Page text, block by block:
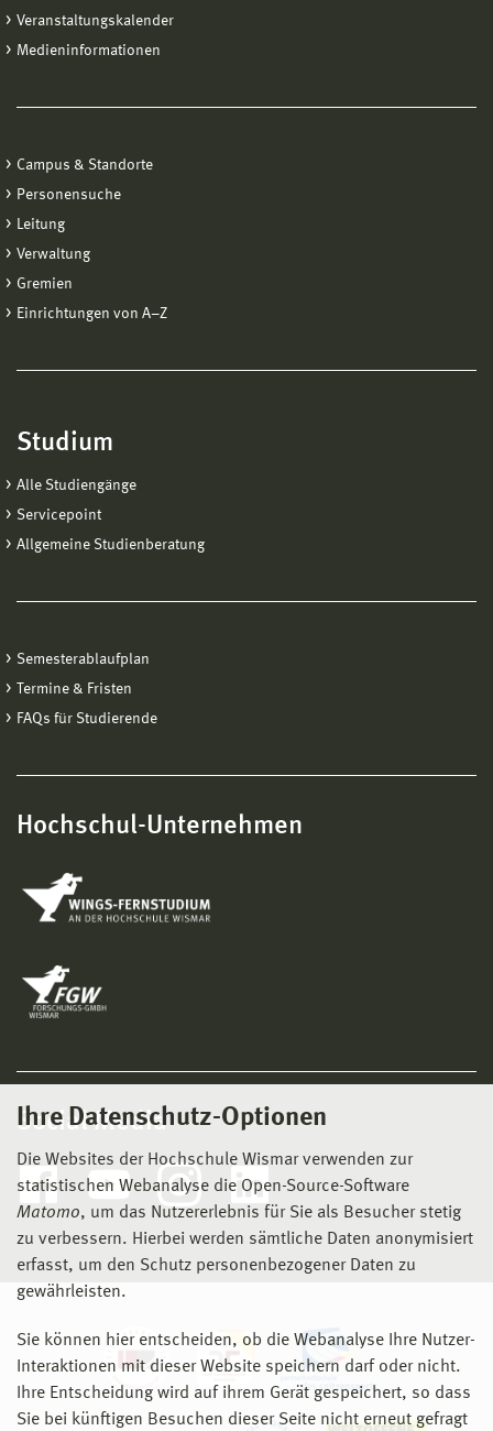
Ihre Datenschutz-Optionen
Die Websites der Hochschule Wismar verwenden zur
statistischen Webanalyse die Open-Source-Software
Matomo, um das Nutzererlebnis für Sie als Besucher stetig
zu verbessern. Hierbei werden sämtliche Daten anonymisiert
erfasst, um den Schutz personenbezogener Daten zu
gewährleisten.
Sie können hier entscheiden, ob die Webanalyse Ihre Nutzer-
Interaktionen mit dieser Website speichern darf oder nicht.
Ihre Entscheidung wird auf ihrem Gerät gespeichert, so dass
Sie bei künftigen Besuchen dieser Seite nicht erneut gefragt
Veranstaltungskalender
Medieninformationen
Campus & Standorte
Personensuche
Leitung
Verwaltung
Gremien
Einrichtungen von A−Z
Studium
Alle Studiengänge
Servicepoint
Allgemeine Studienberatung
Semesterablaufplan
Termine & Fristen
FAQs für Studierende
Hochschul-Unternehmen
Social Media